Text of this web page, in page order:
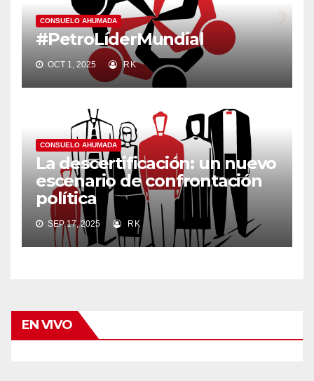
CONSUELO AHUMADA
#PetroLíderMundial
OCT 1, 2025 RK
CONSUELO AHUMADA
La descertificación: un nuevo
escenario de confrontación
política
SEP 17, 2025 RK
EN VIVO